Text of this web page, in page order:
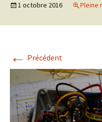
1 octobre 2016 Pleine
← Précédent